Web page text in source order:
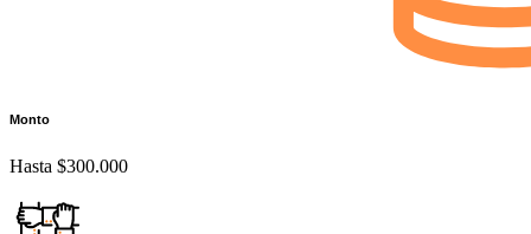
Monto
Hasta $300.000